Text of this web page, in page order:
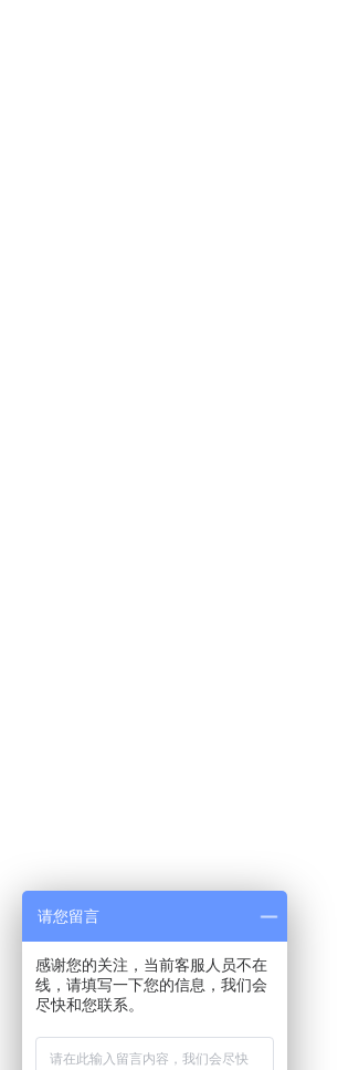
请您留言
感谢您的关注，当前客服人员不在
线，请填写一下您的信息，我们会
尽快和您联系。